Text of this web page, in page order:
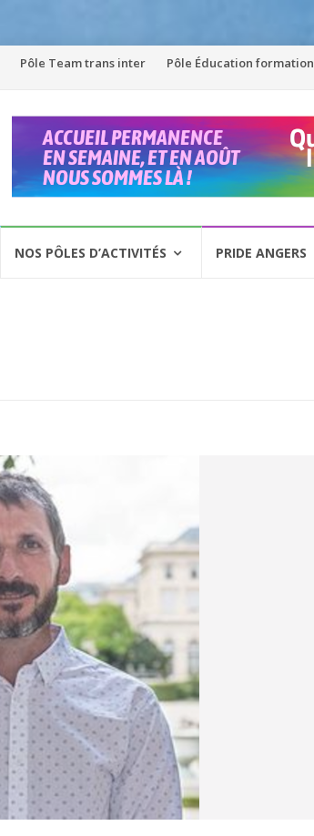
Pôle Team trans inter Pôle Éducation formation
NOS PÔLES D’ACTIVITÉS PRIDE ANGERS